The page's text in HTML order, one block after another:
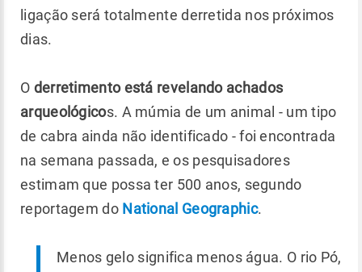
ligação será totalmente derretida nos próximos
dias.
O derretimento está revelando achados
arqueológicos. A múmia de um animal - um tipo
de cabra ainda não identificado - foi encontrada
na semana passada, e os pesquisadores
estimam que possa ter 500 anos, segundo
reportagem do National Geographic.
Menos gelo significa menos água. O rio Pó,